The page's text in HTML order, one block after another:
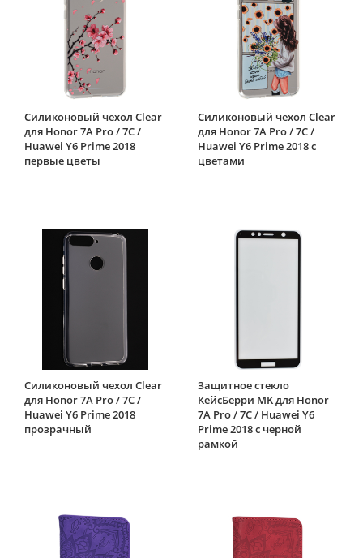
Силиконовый чехол Clear
для Honor 7A Pro / 7C /
Huawei Y6 Prime 2018
первые цветы
Силиконовый чехол Clear
для Honor 7A Pro / 7C /
Huawei Y6 Prime 2018 с
цветами
Силиконовый чехол Clear
для Honor 7A Pro / 7C /
Huawei Y6 Prime 2018
прозрачный
Защитное стекло
КейсБерри MK для Honor
7A Pro / 7C / Huawei Y6
Prime 2018 с черной
рамкой